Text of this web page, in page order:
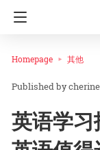
Homepage 其他
cherine
英语学